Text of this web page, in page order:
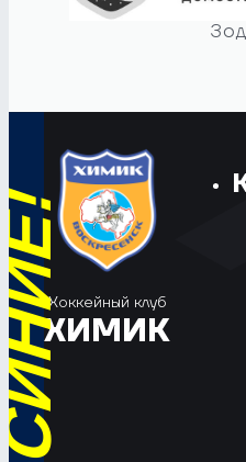
Хоккейный клуб
ХИМИК